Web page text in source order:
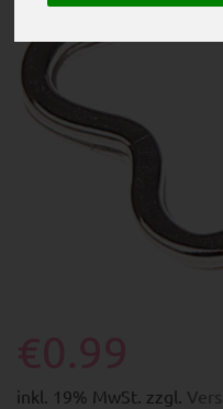
inkl. 19% MwSt. zzgl.